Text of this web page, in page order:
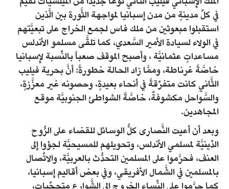
في كلِّ مدينةٍ من مدن إِسبانيا لمواجهة الثَّورة بين الَّذين
استقبلوا مبعوثين من ملك فاس لجمع الخراج على تبعيَّتهم
في الولاء لسيادة الأمير السَّعدي، كما تلقَّى مسلمو الأندلس
مساعداتٍ عثمانيَّة ، وأصبح الموقف صعباً بالنِّسبة لإِسبانيا
خاصَّةً غرناطة، وممَّا زاد الحالة خطورةً: أنَّ بحرية فيليب
الثَّاني كانت متفرِّقةً في أنحاء بعيدةٍ، وحصونه غير معزَّزةٍ،
والسَّواحل مكشوفةٌ، خاصَّةً الشواطئ الجنوبيَّة موقع
المجاهدين.
وبعد أن أعيت النَّصارى كلُّ الوسائل للقضاء على الرُّوح
الدِّينيَّة لمسلمي الأندلس، وتحويلهم للمسيحيَّة لجؤوا إِلى
العنف، فحرَّموا على المسلمين التحدُّث بالعربيَّة، والاتِّصال
بالمسلمين في الشَّمال الأفريقي، وفي بعض أقاليم إِسبانيا،